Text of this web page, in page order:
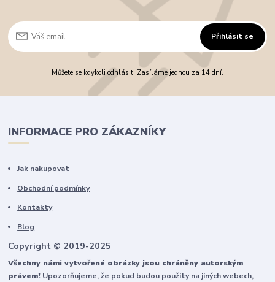
Přihlásit se
Můžete se kdykoli odhlásit. Zasíláme jednou za 14 dní.
INFORMACE PRO ZÁKAZNÍKY
Jak nakupovat
Obchodní podmínky
Kontakty
Blog
Copyright © 2019-2025
Všechny námi vytvořené obrázky jsou chráněny autorským
právem! Upozorňujeme, že pokud budou použity na jiných webech,